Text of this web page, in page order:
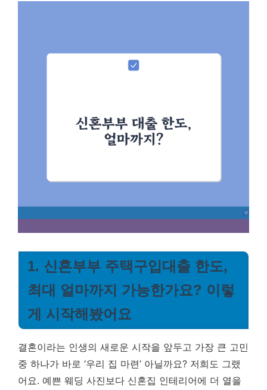
1. 신혼부부 주택구입대출 한도,
최대 얼마까지 가능한가요? 이렇
게 시작해봤어요
결혼이라는 인생의 새로운 시작을 앞두고 가장 큰 고민
중 하나가 바로 ‘우리 집 마련’ 아닐까요? 저희도 그랬
어요. 예쁜 웨딩 사진보다 신혼집 인테리어에 더 열을